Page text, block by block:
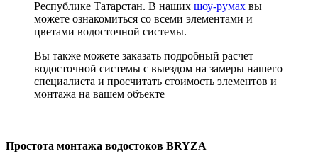
Республике Татарстан. В наших шоу-румах вы
можете ознакомиться со всеми элементами и
цветами водосточной системы.
Вы также можете заказать подробный расчет
водосточной системы с выездом на замеры нашего
специалиста и просчитать стоимость элементов и
монтажа на вашем объекте
Простота монтажа водостоков BRYZA